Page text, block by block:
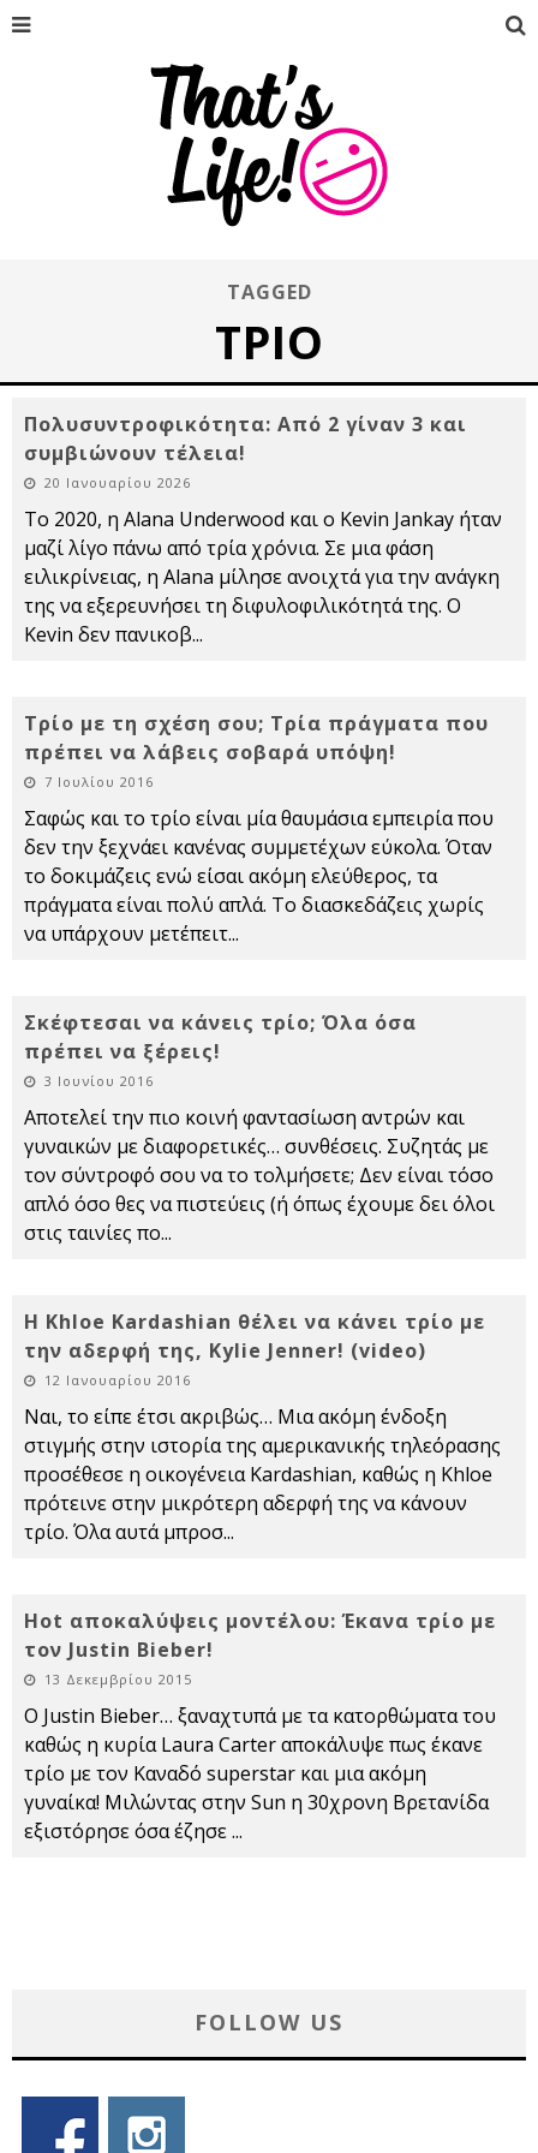
TAGGED
ΤΡΊΟ
Πολυσυντροφικότητα: Από 2 γίναν 3 και
συμβιώνουν τέλεια!
20 Ιανουαρίου 2026
Το 2020, η Alana Underwood και ο Kevin Jankay ήταν
μαζί λίγο πάνω από τρία χρόνια. Σε μια φάση
ειλικρίνειας, η Alana μίλησε ανοιχτά για την ανάγκη
της να εξερευνήσει τη διφυλοφιλικότητά της. Ο
Kevin δεν πανικοβ...
Τρίο με τη σχέση σου; Τρία πράγματα που
πρέπει να λάβεις σοβαρά υπόψη!
7 Ιουλίου 2016
Σαφώς και το τρίο είναι μία θαυμάσια εμπειρία που
δεν την ξεχνάει κανένας συμμετέχων εύκολα. Όταν
το δοκιμάζεις ενώ είσαι ακόμη ελεύθερος, τα
πράγματα είναι πολύ απλά. Το διασκεδάζεις χωρίς
να υπάρχουν μετέπειτ...
Σκέφτεσαι να κάνεις τρίο; Όλα όσα
πρέπει να ξέρεις!
3 Ιουνίου 2016
Αποτελεί την πιο κοινή φαντασίωση αντρών και
γυναικών με διαφορετικές… συνθέσεις. Συζητάς με
τον σύντροφό σου να το τολμήσετε; Δεν είναι τόσο
απλό όσο θες να πιστεύεις (ή όπως έχουμε δει όλοι
στις ταινίες πο...
Η Khloe Kardashian θέλει να κάνει τρίο με
την αδερφή της, Kylie Jenner! (video)
12 Ιανουαρίου 2016
Ναι, το είπε έτσι ακριβώς… Μια ακόμη ένδοξη
στιγμής στην ιστορία της αμερικανικής τηλεόρασης
προσέθεσε η οικογένεια Kardashian, καθώς η Khloe
πρότεινε στην μικρότερη αδερφή της να κάνουν
τρίο. Όλα αυτά μπροσ...
Hot αποκαλύψεις μοντέλου: Έκανα τρίο με
τον Justin Bieber!
13 Δεκεμβρίου 2015
Ο Justin Bieber… ξαναχτυπά με τα κατορθώματα του
καθώς η κυρία Laura Carter αποκάλυψε πως έκανε
τρίο με τον Καναδό superstar και μια ακόμη
γυναίκα! Μιλώντας στην Sun η 30χρονη Βρετανίδα
εξιστόρησε όσα έζησε...
FOLLOW US